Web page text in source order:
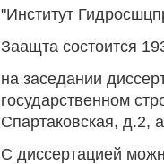
"Институт
Заащта состоится
на заседании
государственном
Спартаковская, д.2,
С диссертацией